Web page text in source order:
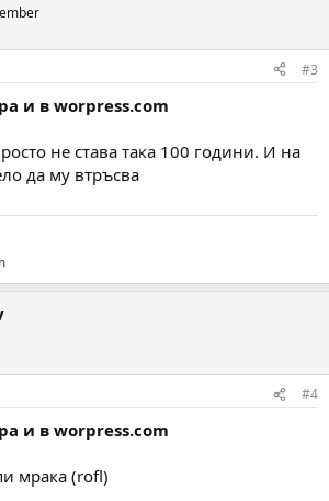
#3
и в worpress.com
не става така 100 години. И на
да му втръсва
#4
и в worpress.com
мрака (rofl)